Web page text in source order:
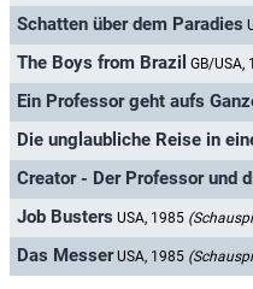
Schatten über dem Paradies
The Boys from Brazil GB/USA,
Ein Professor geht aufs
Die unglaubliche Reise in
Creator - Der Professor und
Job Busters USA, 1985
Das Messer USA, 1985